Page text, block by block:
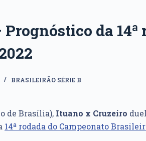
da 14ª
BRASILEIRÃO SÉRIE B
de Brasília), Ituano x Cruzeiro
14ª rodada do Campeonato